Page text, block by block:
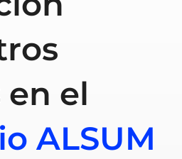
el
ALSUM